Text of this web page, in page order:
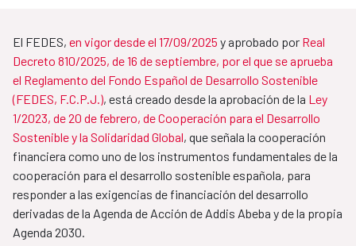
El FEDES, en vigor desde el 17/09/2025 y aprobado por Real
Decreto 810/2025, de 16 de septiembre, por el que se aprueba
el Reglamento del Fondo Español de Desarrollo Sostenible
(FEDES, F.C.P.J.), está creado desde la aprobación de la Ley
1/2023, de 20 de febrero, de Cooperación para el Desarrollo
Sostenible y la Solidaridad Global, que señala la cooperación
financiera como uno de los instrumentos fundamentales de la
cooperación para el desarrollo sostenible española, para
responder a las exigencias de financiación del desarrollo
derivadas de la Agenda de Acción de Addis Abeba y de la propia
Agenda 2030.